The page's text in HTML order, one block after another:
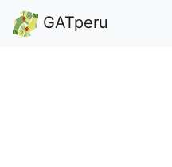
GATperu